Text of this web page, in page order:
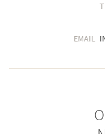
EMAIL